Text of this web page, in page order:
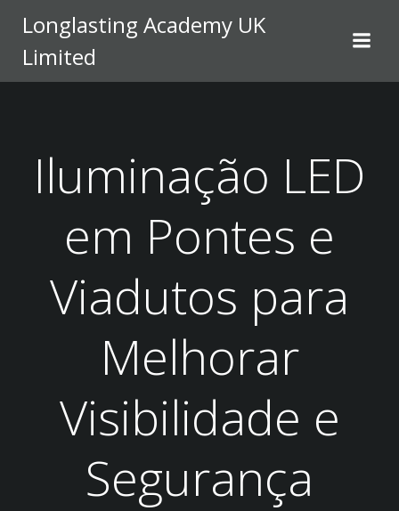
to
Longlasting Academy UK
Limited
Iluminação LED
em Pontes e
Viadutos para
Melhorar
Visibilidade e
Segurança